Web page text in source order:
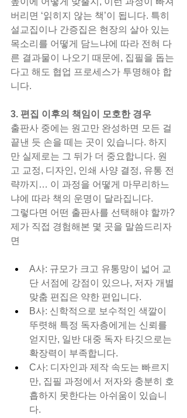
버리면 ‘읽히지 않는 책’이 됩니다. 특히
설교집이나 간증집은 현장의 살아 있는
목소리를 어떻게 담느냐에 따라 전혀 다
른 결과물이 나오기 때문에, 집필을 돕는
다고 해도 협업 프로세스가 투명해야 합
니다.
3. 편집 이후의 책임이 모호한 경우
출판사 중에는 원고만 완성하면 모든 걸
끝낸 듯 손을 떼는 곳이 있습니다. 하지
만 실제로는 그 뒤가 더 중요합니다. 원
고 교정, 디자인, 인쇄 사양 결정, 유통 전
략까지… 이 과정을 어떻게 마무리하느
냐에 따라 책의 운명이 달라집니다.
그렇다면 어떤 출판사를 선택해야 할까?
제가 직접 경험해본 몇 곳을 말씀드리자
면
A사: 규모가 크고 유통망이 넓어 교
단 서점에 강점이 있으나, 저자 개별
맞춤 편집은 약한 편입니다.
B사: 신학적으로 보수적인 색깔이
뚜렷해 특정 독자층에게는 신뢰를
얻지만, 일반 대중 독자 타깃으로는
확장력이 부족합니다.
C사: 디자인과 제작 속도는 빠르지
만, 집필 과정에서 저자와 충분히 호
흡하지 못한다는 아쉬움이 있습니
다.​